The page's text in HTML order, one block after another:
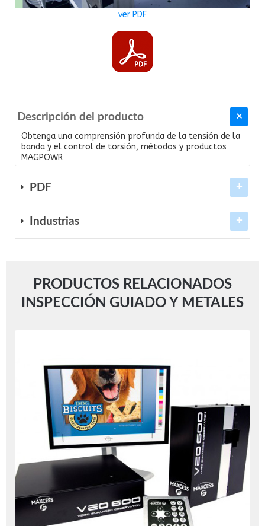
ver PDF
Descripción del producto
Obtenga una comprensión profunda de la tensión de la
banda y el control de torsión, métodos y productos
MAGPOWR
PDF
Industrias
PRODUCTOS RELACIONADOS
INSPECCIÓN GUIADO Y METALES